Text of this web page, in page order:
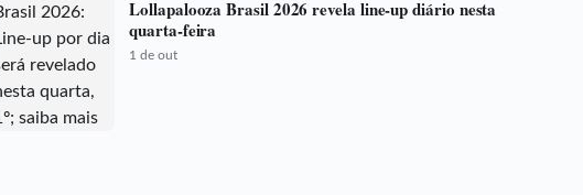
Lollapalooza Brasil 2026 revela line-up diário nesta
quarta-feira
1 de out